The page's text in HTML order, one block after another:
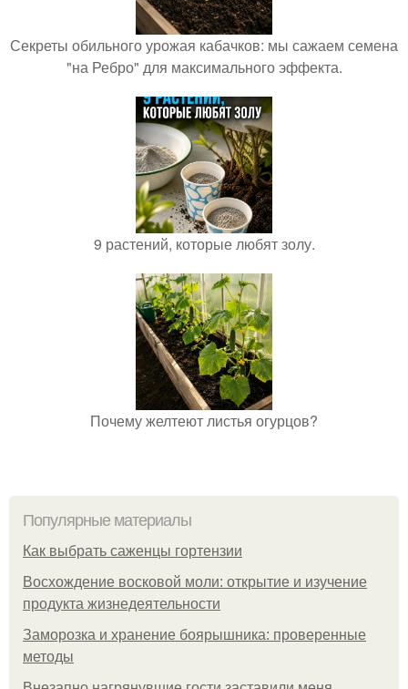
Секреты обильного урожая кабачков: мы сажаем семена
"на Ребро" для максимального эффекта.
9 растений, которые любят золу.
Почему желтеют листья огурцов?
Популярные материалы
Как выбрать саженцы гортензии
Восхождение восковой моли: открытие и изучение
продукта жизнедеятельности
Заморозка и хранение боярышника: проверенные
методы